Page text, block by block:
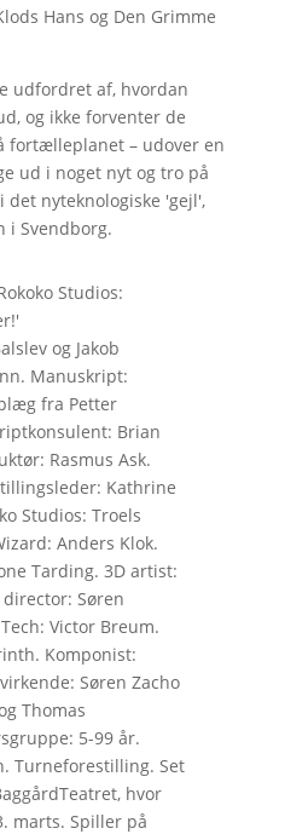
Hans og Den Grimme
udfordret af, hvordan
og ikke forventer de
fortælleplanet – udover en
ud i noget nyt og tro på
det nyteknologiske 'gejl',
i Svendborg.
Studios:
og Jakob
Manuskript:
fra Petter
Brian
Rasmus Ask.
Kathrine
Studios: Troels
Anders Klok.
Tarding. 3D artist:
Søren
Victor Breum.
Komponist:
Søren Zacho
Thomas
5-99 år.
Turneforestilling. Set
hvor
marts. Spiller på